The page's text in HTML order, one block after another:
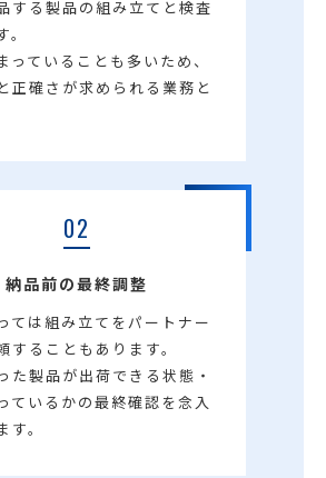
する製品の組み立てと検査
っていることも多いため、
正確さが求められる業務と
02
納品前の最終調整
ては組み立てをパートナー
することもあります。
た製品が出荷できる状態・
ているかの最終確認を念入
す。